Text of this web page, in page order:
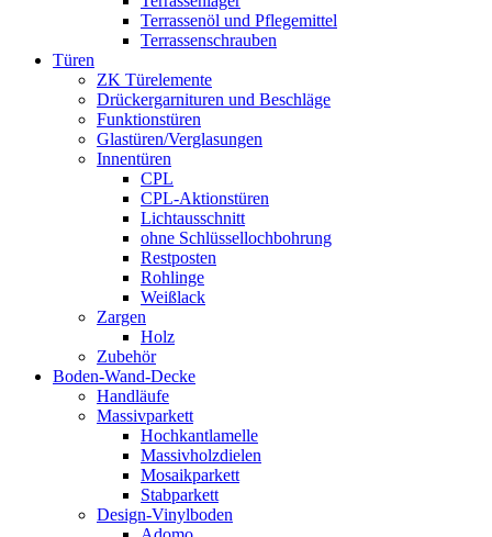
Terrassenöl und Pflegemittel
Terrassenschrauben
Türen
ZK Türelemente
Drückergarnituren und Beschläge
Funktionstüren
Glastüren/Verglasungen
Innentüren
CPL
CPL-Aktionstüren
Lichtausschnitt
ohne Schlüssellochbohrung
Restposten
Rohlinge
Weißlack
Zargen
Holz
Zubehör
Boden-Wand-Decke
Handläufe
Massivparkett
Hochkantlamelle
Massivholzdielen
Mosaikparkett
Stabparkett
Design-Vinylboden